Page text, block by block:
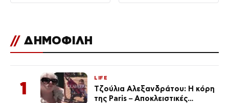
// ΔΗΜΟΦΙΛΗ
1
LIFE
Τζούλια Αλεξανδράτου: Η κόρη
της Paris – Αποκλειστικές